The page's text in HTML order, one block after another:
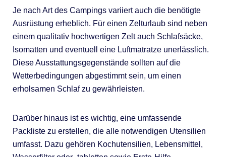
Je nach Art des Campings variiert auch die benötigte
Ausrüstung erheblich. Für einen Zelturlaub sind neben
einem qualitativ hochwertigen Zelt auch Schlafsäcke,
Isomatten und eventuell eine Luftmatratze unerlässlich.
Diese Ausstattungsgegenstände sollten auf die
Wetterbedingungen abgestimmt sein, um einen
erholsamen Schlaf zu gewährleisten.
Darüber hinaus ist es wichtig, eine umfassende
Packliste zu erstellen, die alle notwendigen Utensilien
umfasst. Dazu gehören Kochutensilien, Lebensmittel,